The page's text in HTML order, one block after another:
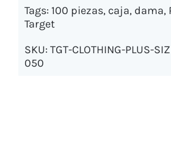
Tags: 100 piezas, caja, dama,
Target
SKU: TGT-CLOTHING-PLUS-
050